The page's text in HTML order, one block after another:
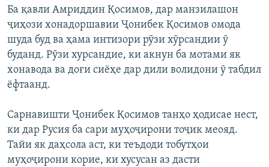
Ба қавли Амриддин Қосимов, дар манзилашон
ҷиҳози хонадоршавии Ҷонибек Қосимов омода
шуда буд ва ҳама интизори рӯзи хӯрсандии ӯ
буданд. Рӯзи хурсандие, ки акнун ба мотами як
хонавода ва доғи сиёҳе дар дили волидони ӯ табдил
ёфтаанд.
Сарнавишти Ҷонибек Қосимов танҳо ҳодисае нест,
ки дар Русия ба сари муҳоҷирони тоҷик меояд.
Тайи як даҳсола аст, ки теъдоди тобутҳои
муҳоҷирони корие, ки хусусан аз дасти